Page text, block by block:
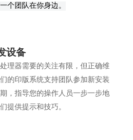
个团队在你身边。
设备
理器需要的关注有限，但正确维
的印版系统支持团队参加新安装
，指导您的操作人员一步一步地
提供提示和技巧。